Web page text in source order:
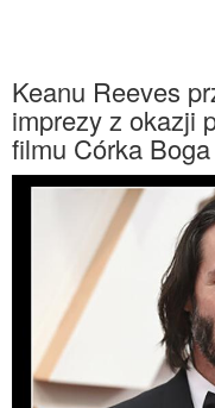
Keanu Reeves
imprezy z okazji
filmu Córka